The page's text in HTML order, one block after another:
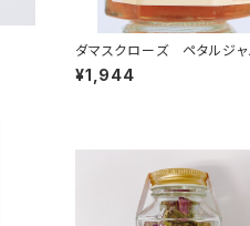
ダマスクローズ ペタルジャ
¥1,944